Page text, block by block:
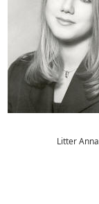
Litter Anna